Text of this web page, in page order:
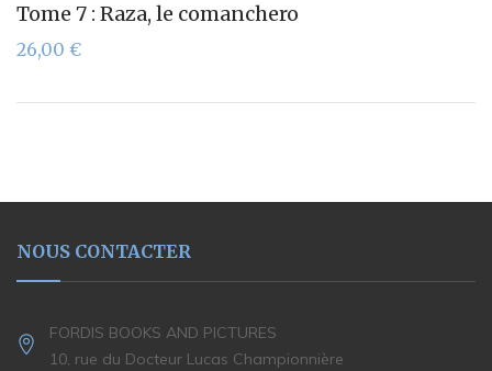
Tome 7 : Raza, le comanchero
26,00 €
NOUS CONTACTER
FORDIS BOOKS AND PICTURES
10, rue du Docteur Lucas Championnière